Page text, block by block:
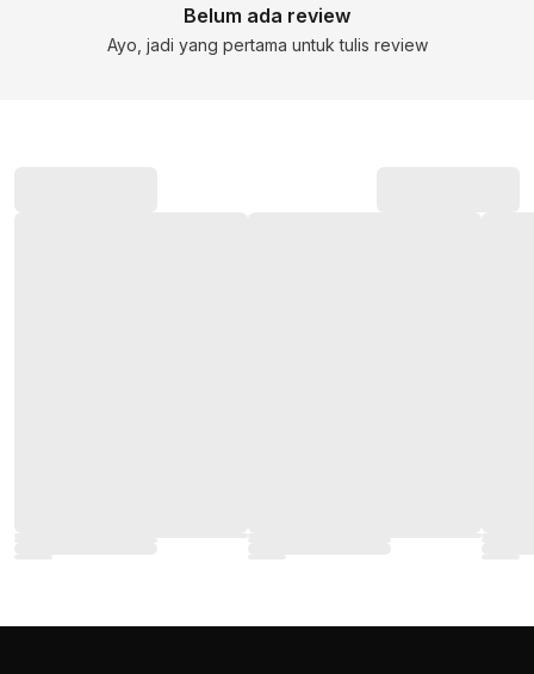
Belum ada review
Ayo, jadi yang pertama untuk tulis review